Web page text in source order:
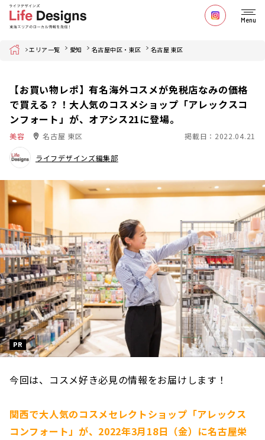
Menu
Home エリア一覧 愛知 名古屋中区・東区 名古屋 東区
【お買い物レポ】有名海外コスメが免税店なみの価格
で買える？！大人気のコスメショップ「アレックスコ
ンフォート」が、オアシス21に登場。
美容 名古屋 東区 掲載日：2022.04.21
ライフデザインズ編集部
PR
今回は、コスメ好き必見の情報をお届けします！
関西で大人気のコスメセレクトショップ「アレックス
コンフォート」が、2022年3月18日（金）に名古屋栄